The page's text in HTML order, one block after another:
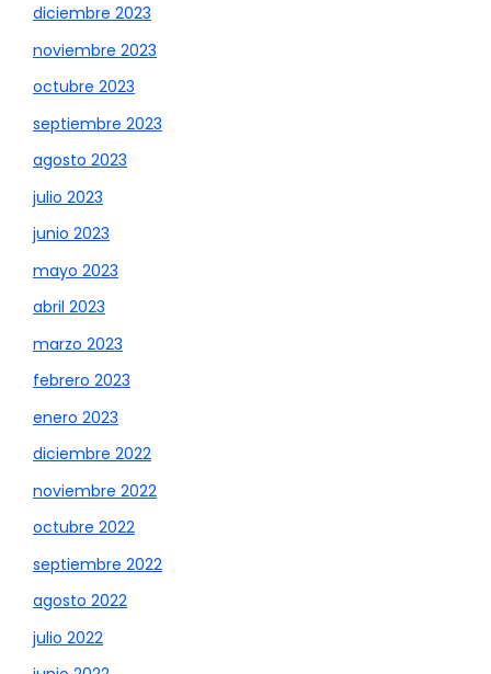
diciembre 2023
noviembre 2023
octubre 2023
septiembre 2023
agosto 2023
julio 2023
junio 2023
mayo 2023
abril 2023
marzo 2023
febrero 2023
enero 2023
diciembre 2022
noviembre 2022
octubre 2022
septiembre 2022
agosto 2022
julio 2022